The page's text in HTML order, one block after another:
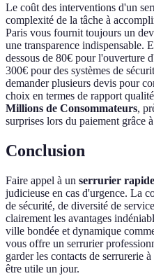
Le coût des interventions d'un
complexité de la tâche à
Paris vous fournit toujours un
une transparence indispensable.
dessous de 80€ pour l'ouverture
300€ pour des systèmes de
demander plusieurs devis pour
choix en termes de rapport
Millions de Consommateurs,
surprises lors du paiement grâce
Conclusion
Faire appel à un serrurier
judicieuse en cas d'urgence. La
de sécurité, de diversité de
clairement les avantages
ville bondée et dynamique
vous offre un serrurier
garder les contacts de serrurerie
être utile un jour.